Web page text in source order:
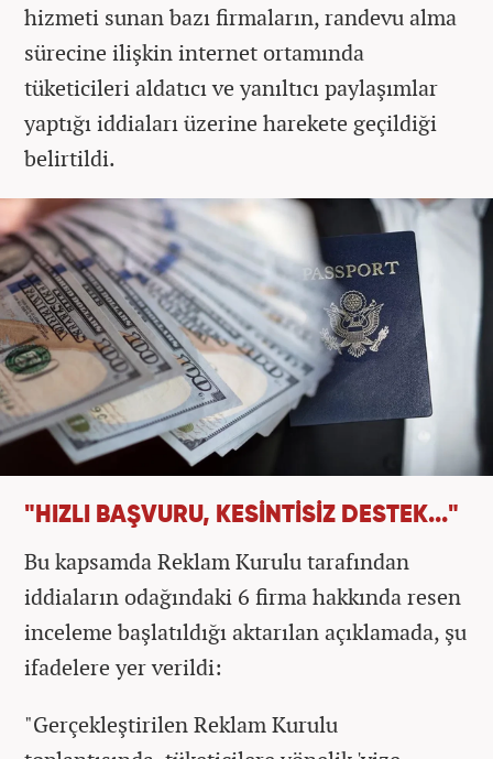
hizmeti sunan bazı firmaların, randevu alma
sürecine ilişkin internet ortamında
tüketicileri aldatıcı ve yanıltıcı paylaşımlar
yaptığı iddiaları üzerine harekete geçildiği
belirtildi.
"HIZLI BAŞVURU, KESİNTİSİZ DESTEK..."
Bu kapsamda Reklam Kurulu tarafından
iddiaların odağındaki 6 firma hakkında resen
inceleme başlatıldığı aktarılan açıklamada, şu
ifadelere yer verildi:
"Gerçekleştirilen Reklam Kurulu